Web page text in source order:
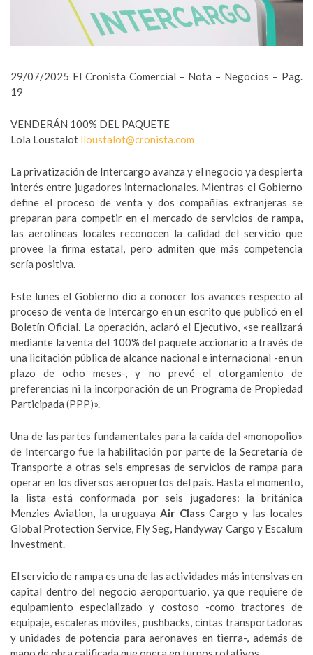
29/07/2025 El Cronista Comercial – Nota – Negocios – Pag.
19
VENDERÁN 100% DEL PAQUETE
Lola Loustalot lloustalot@cronista.com
La privatización de Intercargo avanza y el negocio ya despierta
interés entre jugadores internacionales. Mientras el Gobierno
define el proceso de venta y dos compañías extranjeras se
preparan para competir en el mercado de servicios de rampa,
las aerolíneas locales reconocen la calidad del servicio que
provee la firma estatal, pero admiten que más competencia
sería positiva.
Este lunes el Gobierno dio a conocer los avances respecto al
proceso de venta de Intercargo en un escrito que publicó en el
Boletín Oficial. La operación, aclaró el Ejecutivo, «se realizará
mediante la venta del 100% del paquete accionario a través de
una licitación pública de alcance nacional e internacional -en un
plazo de ocho meses-, y no prevé el otorgamiento de
preferencias ni la incorporación de un Programa de Propiedad
Participada (PPP)».
Una de las partes fundamentales para la caída del «monopolio»
de Intercargo fue la habilitación por parte de la Secretaría de
Transporte a otras seis empresas de servicios de rampa para
operar en los diversos aeropuertos del país. Hasta el momento,
la lista está conformada por seis jugadores: la británica
Menzies Aviation, la uruguayaAir ClassCargo y las locales
Global Protection Service, Fly Seg, Handyway Cargo y Escalum
Investment.
El servicio de rampa es una de las actividades más intensivas en
capital dentro del negocio aeroportuario, ya que requiere de
equipamiento especializado y costoso -como tractores de
equipaje, escaleras móviles, pushbacks, cintas transportadoras
y unidades de potencia para aeronaves en tierra-, además de